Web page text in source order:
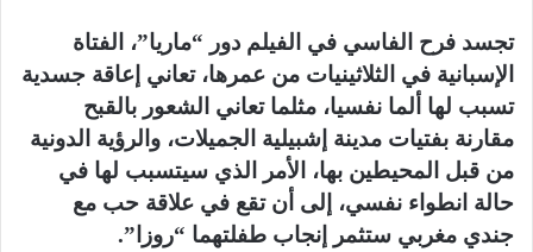
تجسد فرح الفاسي في الفيلم دور “ماريا”، الفتاة
الإسبانية في الثلاثينيات من عمرها، تعاني إعاقة جسدية
تسبب لها ألما نفسيا، مثلما تعاني الشعور بالقبح
مقارنة بفتيات مدينة إشبيلية الجميلات، والرؤية الدونية
من قبل المحيطين بها، الأمر الذي سيتسبب لها في
حالة انطواء نفسي، إلى أن تقع في علاقة حب مع
جندي مغربي ستثمر إنجاب طفلتهما “روزا”.